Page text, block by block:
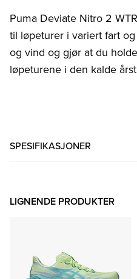
Puma Deviate Nitro 2
til løpeturer i variert fart
og vind og gjør at du
løpeturene i den kalde
SPESIFIKASJONER
LIGNENDE PRODUKTER